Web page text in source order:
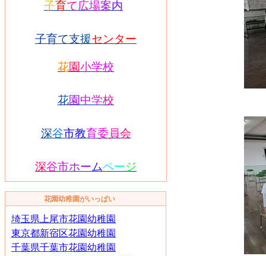
子育て広場案内
子育て支援センター
花園小学校
花園中学校
深谷市教育委員会
深谷市ホームページ
花園幼稚園がいっぱい
埼玉県上尾市花園幼稚園
東京都新宿区花園幼稚園
千葉県千葉市花園幼稚園